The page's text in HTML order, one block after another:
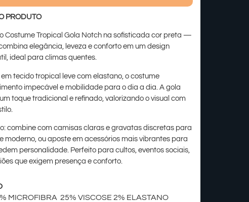
PRODUTO
Costume Tropical Gola Notch na sofisticada cor preta —
elegância, leveza e conforto em um design
ideal para climas quentes.
tecido tropical leve com elastano, o costume
impecável e mobilidade para o dia a dia. A gola
toque tradicional e refinado, valorizando o visual com
combine com camisas claras e gravatas discretas para
moderno, ou aposte em acessórios mais vibrantes para
personalidade. Perfeito para cultos, eventos sociais,
que exigem presença e conforto.
MICROFIBRA 25% VISCOSE 2% ELASTANO